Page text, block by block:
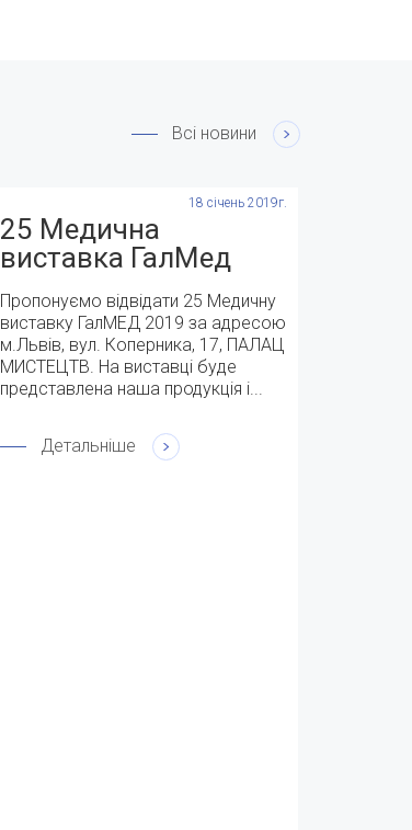
Всі новини
18 січень 2019г.
25 Медична
виставка ГалМед
2019 с 9-11 квітня
Пропонуємо відвідати 25 Медичну
виставку ГалМЕД 2019 за адресою
м.Львів, вул. Коперника, 17, ПАЛАЦ
МИСТЕЦТВ. На виставці буде
представлена наша продукція і...
Детальніше